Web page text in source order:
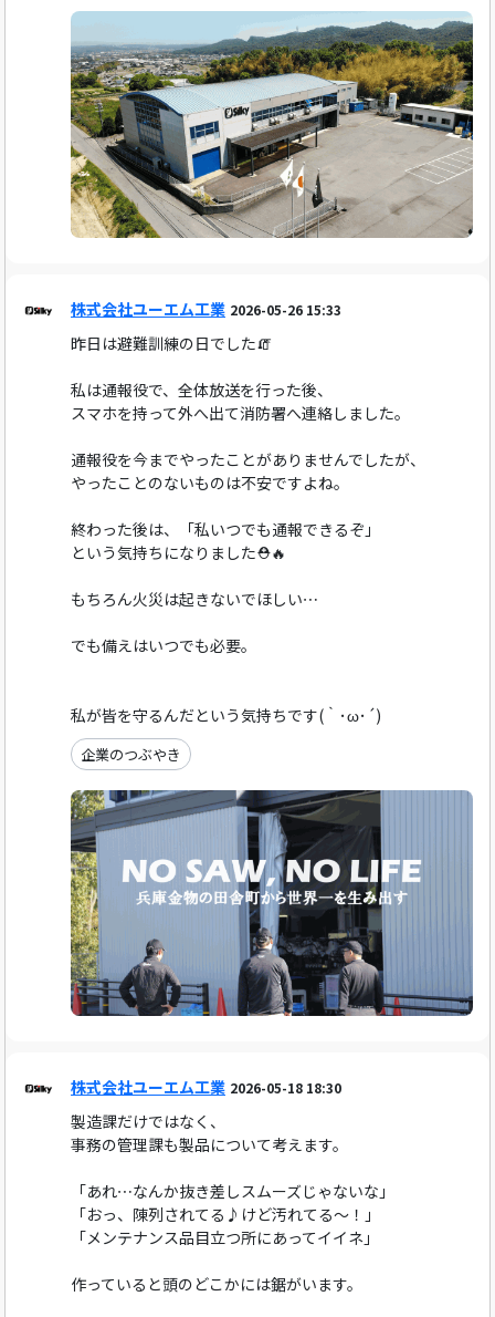
株式会社ユーエム工業 2026-05-26 15:33
昨日は避難訓練の日でした🧯
私は通報役で、全体放送を行った後、
スマホを持って外へ出て消防署へ連絡しました。
通報役を今までやったことがありませんでしたが、
やったことのないものは不安ですよね。
終わった後は、「私いつでも通報できるぞ」
という気持ちになりました⛑️🔥
もちろん火災は起きないでほしい⋯
でも備えはいつでも必要。
私が皆を守るんだという気持ちです(｀･ω･´)
企業のつぶやき
株式会社ユーエム工業 2026-05-18 18:30
製造課だけではなく、
事務の管理課も製品について考えます。
「あれ⋯なんか抜き差しスムーズじゃないな」
「おっ、陳列されてる♪けど汚れてる～！」
「メンテナンス品目立つ所にあってイイネ」
作っていると頭のどこかには鋸がいます。